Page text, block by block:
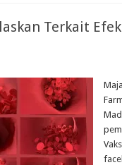
Terkait